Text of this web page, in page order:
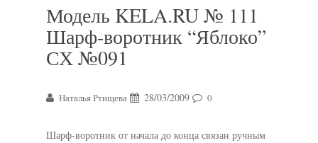
Модель KELA.RU № 111
Шарф-воротник “Яблоко”
СХ №091
Наталья Ртищева 28/03/2009 0
Шарф-воротник от начала до конца связан ручным